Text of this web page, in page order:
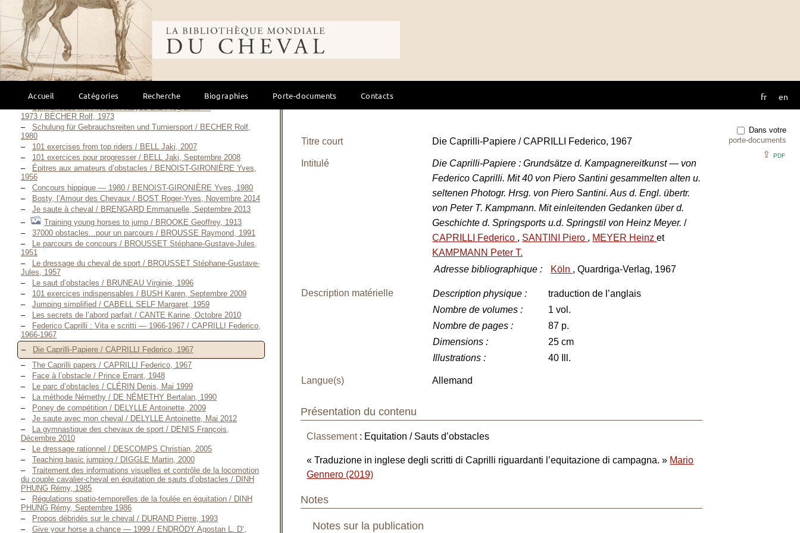
Bibliothèque mondiale du cheval
Accueil Catégories Recherche Biographies Porte-documents Contacts fr en
1951
L’organisation du travail d’hiver d’un jeune cheval de cinq ans en
vue de participer aux épreuves de cycle classique de concours de
saut d’obstacles (CSO) / AUTRAN Michel, 1997
L’ arte dell’equitare — 1937 / BACCA Baldo, 1937
Equitazione italiana — 1990 / BACCA Baldo, 1990
Guide photographique du saut d’obstacle / BAYLEY Lesley, Juin
2006
1972
1973 / BECHER Rolf, 1973
Schulung für Gebrauchsreiten und Turniersport / BECHER Rolf,
1980
101 exercises from top riders / BELL Jaki, 2007
101 exercices pour progresser / BELL Jaki, Septembre 2008
Épitres aux amateurs d’obstacles / BENOIST-GIRONIÈRE Yves,
1956
Concours hippique — 1980 / BENOIST-GIRONIÈRE Yves, 1980
Bosty, l’Amour des Chevaux / BOST Roger-Yves, Novembre 2014
Je saute à cheval / BRENGARD Emmanuelle, Septembre 2013
Training young horses to jump / BROOKE Geoffrey, 1913
37000 obstacles...pour un parcours / BROUSSE Raymond, 1991
Le parcours de concours / BROUSSET Stéphane-Gustave-Jules,
1951
Le dressage du cheval de sport / BROUSSET Stéphane-Gustave-
Jules, 1957
Le saut d’obstacles / BRUNEAU Virginie, 1996
101 exercices indispensables / BUSH Karen, Septembre 2009
Jumping simplified / CABELL SELF Margaret, 1959
Les secrets de l’abord parfait / CANTE Karine, Octobre 2010
Federico Caprilli : Vita e scritti — 1966-1967 / CAPRILLI Federico,
1966-1967
Die Caprilli-Papiere / CAPRILLI Federico, 1967
The Caprilli papers / CAPRILLI Federico, 1967
Face à l’obstacle / Prince Errant, 1948
Le parc d’obstacles / CLÉRIN Denis, Mai 1999
La méthode Némethy / DE NÉMETHY Bertalan, 1990
Poney de compétition / DELYLLE Antoinette, 2009
Je saute avec mon cheval / DELYLLE Antoinette, Mai 2012
La gymnastique des chevaux de sport / DENIS François,
Décembre 2010
Le dressage rationnel / DESCOMPS Christian, 2005
Teaching basic jumping / DIGGLE Martin, 2000
Traitement des informations visuelles et contrôle de la locomotion
du couple cavalier-cheval en équitation de sauts d’obstacles / DINH
PHUNG Rémy, 1985
Régulations spatio-temporelles de la foulée en équitation / DINH
PHUNG Rémy, Septembre 1986
Propos débridés sur le cheval / DURAND Pierre, 1993
Give your horse a chance — 1999 / ENDRÖDY Agostan L. D’,
Dans votre
porte-documents
⇪ PDF
Titre court Die Caprilli-Papiere / CAPRILLI Federico, 1967
Intitulé
Die Caprilli-Papiere : Grundsätze d. Kampagnereitkunst — von
Federico Caprilli. Mit 40 von Piero Santini gesammelten alten u.
seltenen Photogr. Hrsg. von Piero Santini. Aus d. Engl. übertr.
von Peter T. Kampmann. Mit einleitenden Gedanken über d.
Geschichte d. Springsports u.d. Springstil von Heinz Meyer./
CAPRILLI Federico , SANTINI Piero , MEYER Heinzet
KAMPMANN Peter T.
Adresse bibliographique : Köln , Quardriga-Verlag, 1967
Description matérielle Description physique :
traduction de l’anglais
Nombre de volumes :
1 vol.
Nombre de pages :
87 p.
Dimensions :
25 cm
Illustrations : 40 Ill.
Langue(s) Allemand
Présentation du contenu
Classement: Equitation / Sauts d’obstacles
« Traduzione in inglese degli scritti di Caprilli riguardanti l’equitazione di campagna. » Mario
Gennero (2019)
Notes
Notes sur la publication